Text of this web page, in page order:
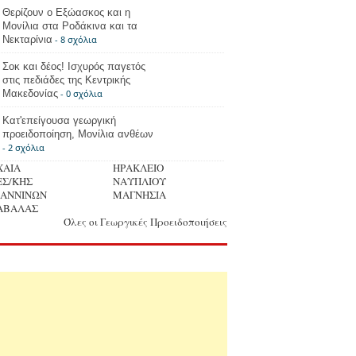
Θερίζουν ο Εξώασκος και η
Μονίλια στα Ροδάκινα και τα
Νεκταρίνια - 8 σχόλια
Σοκ και δέος! Ισχυρός παγετός
στις πεδιάδες της Κεντρικής
Μακεδονίας - 0 σχόλια
Κατ'επείγουσα γεωργική
προειδοποίηση, Μονίλια ανθέων
- 2 σχόλια
ΗΡΑΚΛΕΙΟ
ΚΗΣ
ΝΑΥΠΛΙΟΥ
ΜΑΓΝΗΣΙΑ
Όλες οι Γεωργικές Προειδοποιήσεις